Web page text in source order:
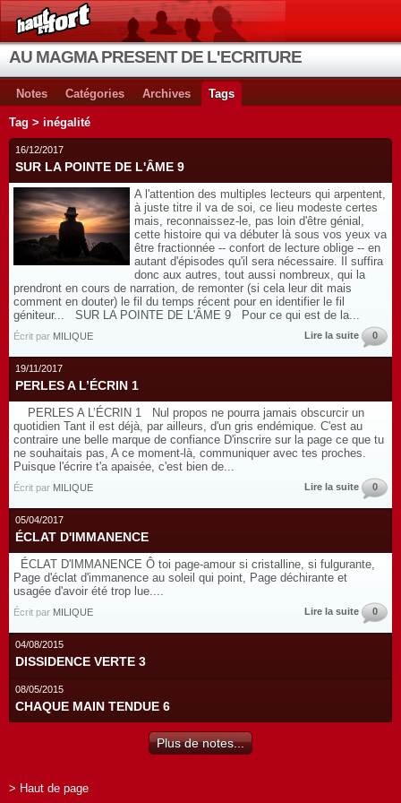
AU MAGMA PRESENT DE L'ECRITURE
Notes Catégories Archives Tags
Tag > inégalité
16/12/2017
SUR LA POINTE DE L'ÂME 9
A l'attention des multiples lecteurs qui arpentent,
à juste titre il va de soi, ce lieu modeste certes
mais, reconnaissez-le, pas loin d'être génial,
cette histoire qui va débuter là sous vos yeux va
être fractionnée -- confort de lecture oblige -- en
autant d'épisodes qu'il sera nécessaire. Il suffira
donc aux autres, tout aussi nombreux, qui la
prendront en cours de narration, de remonter (si cela leur dit mais
comment en douter) le fil du temps récent pour en identifier le fil
géniteur... SUR LA POINTE DE L'ÂME 9 Pour ce qui est de la...
Écrit par MILIQUE Lire la suite 0
19/11/2017
PERLES A L’ÉCRIN 1
PERLES A L’ÉCRIN 1 Nul propos ne pourra jamais obscurcir un
quotidien Tant il est déjà, par ailleurs, d'un gris endémique. C'est au
contraire une belle marque de confiance D'inscrire sur la page ce que tu
ne souhaitais pas, A ce moment-là, communiquer avec tes proches.
Puisque l'écrire t'a apaisée, c'est bien de...
Écrit par MILIQUE Lire la suite 0
05/04/2017
ÉCLAT D'IMMANENCE
ÉCLAT D'IMMANENCE Ô toi page-amour si cristalline, si fulgurante,
Page d'éclat d'immanence au soleil qui point, Page déchirante et
usagée d'avoir été trop lue....
Écrit par MILIQUE Lire la suite 0
04/08/2015
DISSIDENCE VERTE 3
08/05/2015
CHAQUE MAIN TENDUE 6
Plus de notes...
> Haut de page